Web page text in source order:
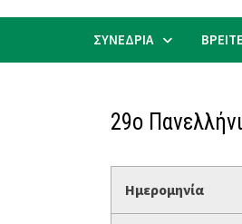
ΣΥΝΕΔΡΙΑ
29ο
Ημερομηνία